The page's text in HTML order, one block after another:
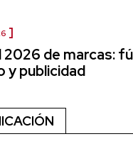
2026 de marcas:
y publicidad